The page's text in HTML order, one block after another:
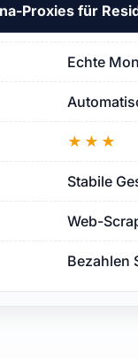
Proxies für
Echte
★★★
Stabile
Web-
Bezahlen